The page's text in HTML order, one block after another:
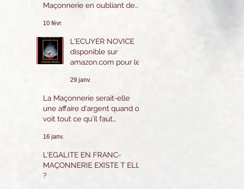
Maçonnerie en oubliant de
10 févr.
L'ECUYER NOVICE
disponible sur
amazon.com pour le
Sur amazon.fr ou
Amazon.be pour la
France et l'Europe.
29 janv.
La Maçonnerie serait-elle
une affaire d'argent quand on
voit tout ce qu'il faut
16 janv.
L'EGALITE EN FRANC-
MAÇONNERIE EXISTE T ELLE
?